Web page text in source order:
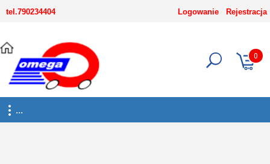
tel.790234404 Logowanie Rejestracja
0
...